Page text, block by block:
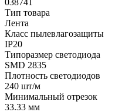
Тип товара
Лента
Класс пылевлагозащиты
IP20
Типоразмер светодиода
SMD 2835
Плотность светодиодов
240 шт/м
Минимальный отрезок
33.33 мм